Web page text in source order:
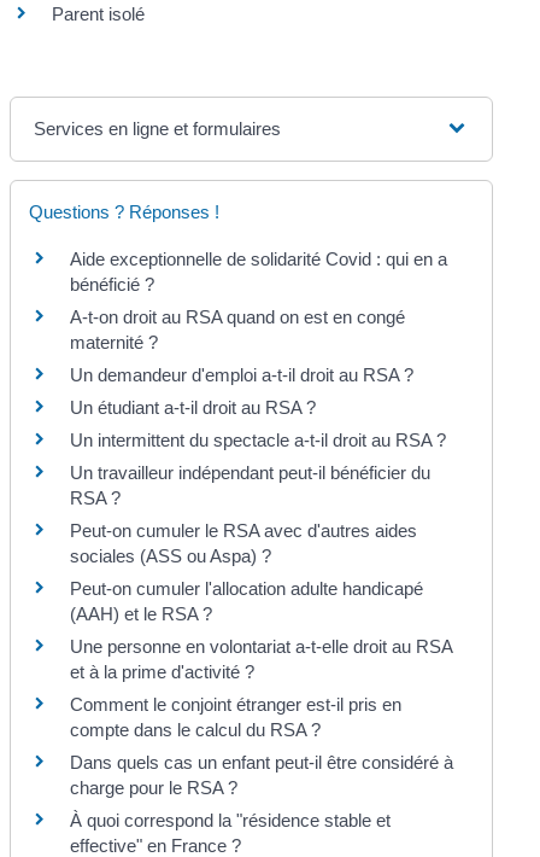
Parent isolé
Services en ligne et formulaires
Questions ? Réponses !
Aide exceptionnelle de solidarité Covid : qui en a
bénéficié ?
A-t-on droit au RSA quand on est en congé
maternité ?
Un demandeur d'emploi a-t-il droit au RSA ?
Un étudiant a-t-il droit au RSA ?
Un intermittent du spectacle a-t-il droit au RSA ?
Un travailleur indépendant peut-il bénéficier du
RSA ?
Peut-on cumuler le RSA avec d'autres aides
sociales (ASS ou Aspa) ?
Peut-on cumuler l'allocation adulte handicapé
(AAH) et le RSA ?
Une personne en volontariat a-t-elle droit au RSA
et à la prime d'activité ?
Comment le conjoint étranger est-il pris en
compte dans le calcul du RSA ?
Dans quels cas un enfant peut-il être considéré à
charge pour le RSA ?
À quoi correspond la "résidence stable et
effective" en France ?